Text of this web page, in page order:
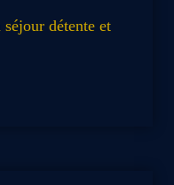
détente et